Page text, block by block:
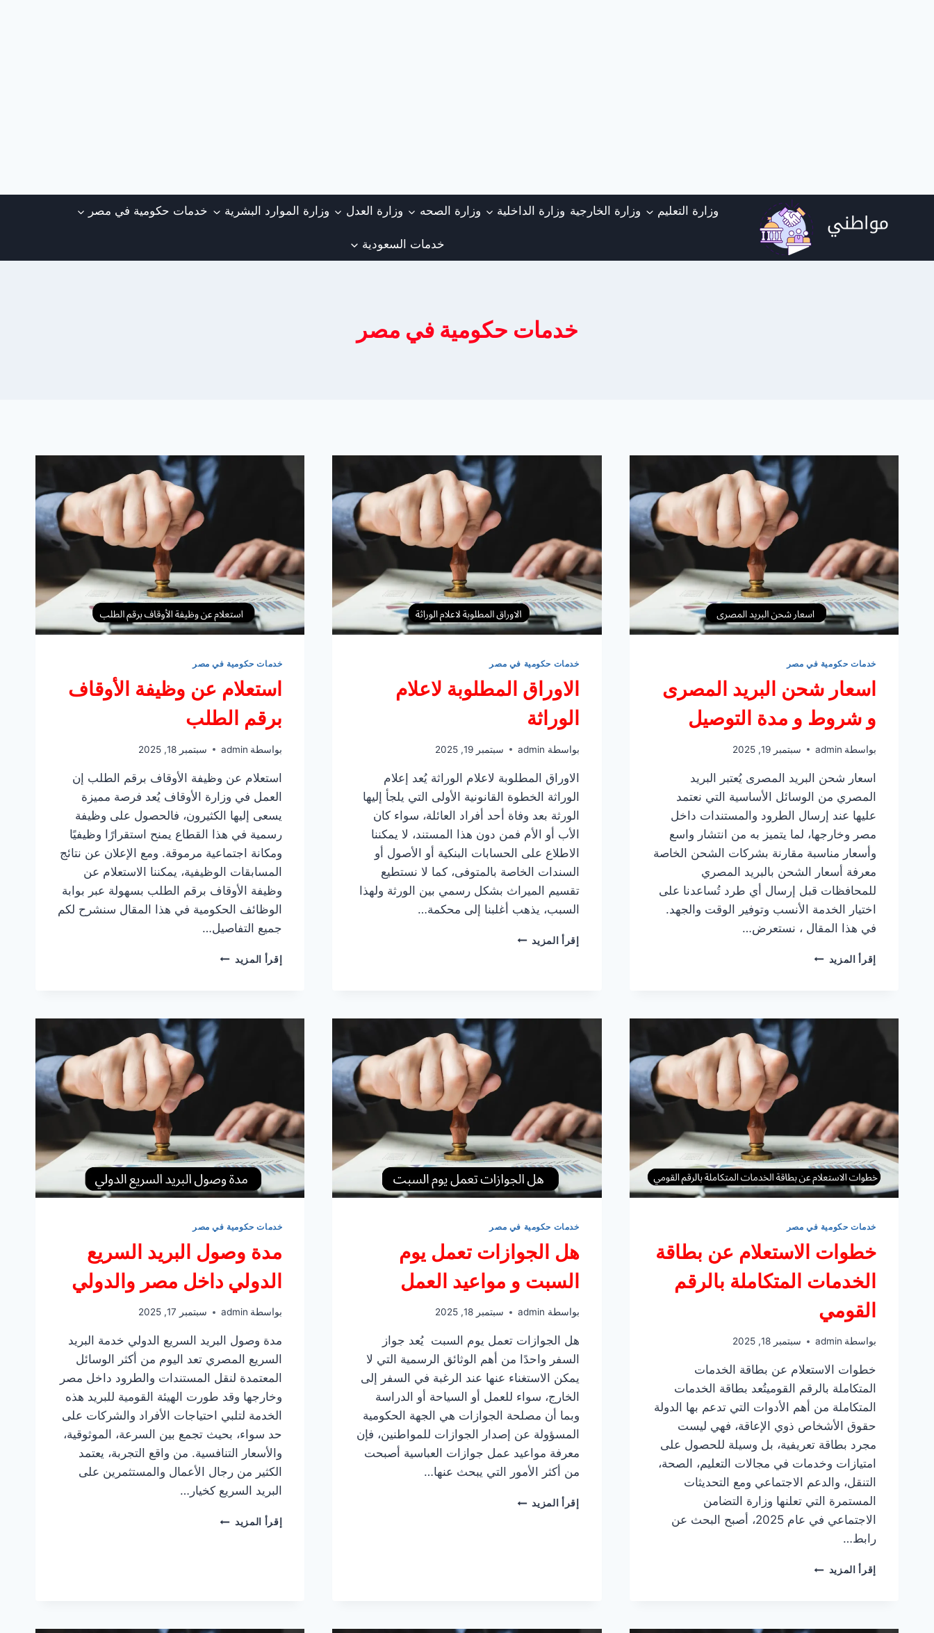
وزارة التعليم وزارة الخارجية وزارة الداخلية وزارة الصحه وزارة العدل وزارة الموارد البشرية خدمات حكومية في مصر
خدمات السعودية
خدمات حكومية في مصر
خدمات حكومية في مصر
اسعار شحن البريد المصرى
و شروط و مدة التوصيل
بواسطة admin سبتمبر 19, 2025
اسعار شحن البريد المصرى يُعتبر البريد
المصري من الوسائل الأساسية التي نعتمد
عليها عند إرسال الطرود والمستندات داخل
مصر وخارجها، لما يتميز به من انتشار واسع
وأسعار مناسبة مقارنة بشركات الشحن الخاصة
معرفة أسعار الشحن بالبريد المصري
للمحافظات قبل إرسال أي طرد تُساعدنا على
اختيار الخدمة الأنسب وتوفير الوقت والجهد.
في هذا المقال ، نستعرض…
إقرأ المزيد اسعار
شروط
التوصيل
خدمات حكومية في مصر
الاوراق المطلوبة لاعلام
الوراثة
بواسطة admin سبتمبر 19, 2025
الاوراق المطلوبة لاعلام الوراثة يُعد إعلام
الوراثة الخطوة القانونية الأولى التي يلجأ إليها
الورثة بعد وفاة أحد أفراد العائلة، سواء كان
الأب أو الأم فمن دون هذا المستند، لا يمكننا
الاطلاع على الحسابات البنكية أو الأصول أو
السندات الخاصة بالمتوفى، كما لا نستطيع
تقسيم الميراث بشكل رسمي بين الورثة ولهذا
السبب، يذهب أغلبنا إلى محكمة…
إقرأ المزيد الاوراق
خدمات حكومية في مصر
استعلام عن وظيفة الأوقاف
برقم الطلب
بواسطة admin سبتمبر 18, 2025
استعلام عن وظيفة الأوقاف برقم الطلب إن
العمل في وزارة الأوقاف يُعد فرصة مميزة
يسعى إليها الكثيرون، فالحصول على وظيفة
رسمية في هذا القطاع يمنح استقرارًا وظيفيًا
ومكانة اجتماعية مرموقة. ومع الإعلان عن نتائج
المسابقات الوظيفية، يمكننا الاستعلام عن
وظيفة الأوقاف برقم الطلب بسهولة عبر بوابة
الوظائف الحكومية في هذا المقال سنشرح لكم
جميع التفاصيل…
إقرأ المزيد استعلام
الطلب
خدمات حكومية في مصر
خطوات الاستعلام عن بطاقة
الخدمات المتكاملة بالرقم
القومي
بواسطة admin سبتمبر 18, 2025
خطوات الاستعلام عن بطاقة الخدمات
المتكاملة بالرقم القوميتُعد بطاقة الخدمات
المتكاملة من أهم الأدوات التي تدعم بها الدولة
حقوق الأشخاص ذوي الإعاقة، فهي ليست
مجرد بطاقة تعريفية، بل وسيلة للحصول على
امتيازات وخدمات في مجالات التعليم، الصحة،
التنقل، والدعم الاجتماعي ومع التحديثات
المستمرة التي تعلنها وزارة التضامن
الاجتماعي في عام 2025، أصبح البحث عن
رابط…
إقرأ المزيد خطوات
خدمات حكومية في مصر
هل الجوازات تعمل يوم
السبت و مواعيد العمل
بواسطة admin سبتمبر 18, 2025
هل الجوازات تعمل يوم السبت يُعد جواز
السفر واحدًا من أهم الوثائق الرسمية التي لا
يمكن الاستغناء عنها عند الرغبة في السفر إلى
الخارج، سواء للعمل أو السياحة أو الدراسة
وبما أن مصلحة الجوازات هي الجهة الحكومية
المسؤولة عن إصدار الجوازات للمواطنين، فإن
معرفة مواعيد عمل جوازات العباسية أصبحت
من أكثر الأمور التي يبحث عنها…
إقرأ المزيد هل
خدمات حكومية في مصر
مدة وصول البريد السريع
الدولي داخل مصر والدولي
بواسطة admin سبتمبر 17, 2025
مدة وصول البريد السريع الدولي خدمة البريد
السريع المصري تعد اليوم من أكثر الوسائل
المعتمدة لنقل المستندات والطرود داخل مصر
وخارجها وقد طورت الهيئة القومية للبريد هذه
الخدمة لتلبي احتياجات الأفراد والشركات على
حد سواء، بحيث تجمع بين السرعة، الموثوقية،
والأسعار التنافسية. من واقع التجربة، يعتمد
الكثير من رجال الأعمال والمستثمرين على
البريد السريع كخيار…
إقرأ المزيد مدة